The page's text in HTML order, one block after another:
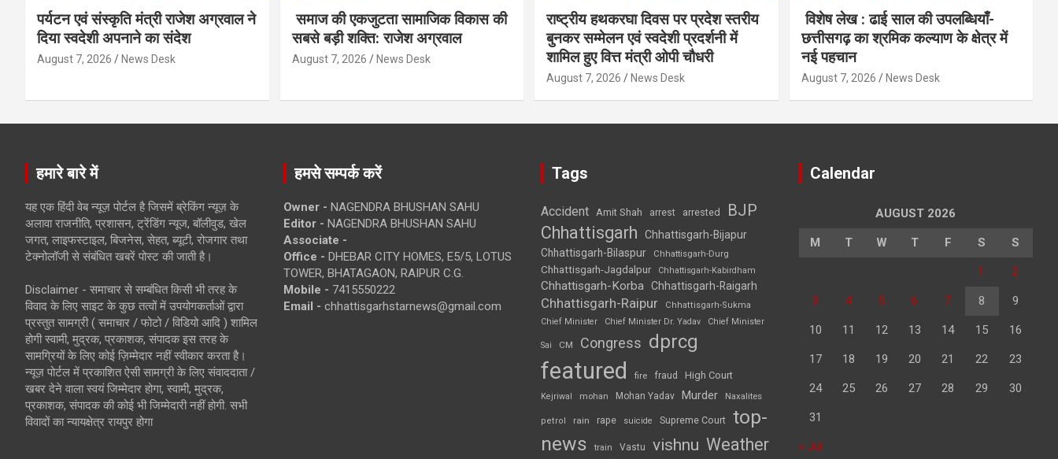
पर्यटन एवं संस्कृति मंत्री राजेश अग्रवाल ने
दिया स्वदेशी अपनाने का संदेश
August 7, 2026 News Desk
समाज की एकजुटता सामाजिक विकास की
सबसे बड़ी शक्ति: राजेश अग्रवाल
August 7, 2026 News Desk
राष्ट्रीय हथकरघा दिवस पर प्रदेश स्तरीय
बुनकर सम्मेलन एवं स्वदेशी प्रदर्शनी में
शामिल हुए वित्त मंत्री ओपी चौधरी
August 7, 2026 News Desk
विशेष लेख : ढाई साल की उपलब्धियाँ-
छत्तीसगढ़ का श्रमिक कल्याण के क्षेत्र में
नई पहचान
August 7, 2026 News Desk
हमारे बारे में
यह एक हिंदी वेब न्यूज़ पोर्टल है जिसमें ब्रेकिंग न्यूज़ के
अलावा राजनीति, प्रशासन, ट्रेंडिंग न्यूज, बॉलीवुड, खेल
जगत, लाइफस्टाइल, बिजनेस, सेहत, ब्यूटी, रोजगार तथा
टेक्नोलॉजी से संबंधित खबरें पोस्ट की जाती है।
Disclaimer - समाचार से सम्बंधित किसी भी तरह के
विवाद के लिए साइट के कुछ तत्वों में उपयोगकर्ताओं द्वारा
प्रस्तुत सामग्री ( समाचार / फोटो / विडियो आदि ) शामिल
होगी स्वामी, मुद्रक, प्रकाशक, संपादक इस तरह के
सामग्रियों के लिए कोई ज़िम्मेदार नहीं स्वीकार करता है।
न्यूज़ पोर्टल में प्रकाशित ऐसी सामग्री के लिए संवाददाता /
खबर देने वाला स्वयं जिम्मेदार होगा, स्वामी, मुद्रक,
प्रकाशक, संपादक की कोई भी जिम्मेदारी नहीं होगी. सभी
विवादों का न्यायक्षेत्र रायपुर होगा
हमसे सम्पर्क करें
Owner - NAGENDRA BHUSHAN SAHU
Editor - NAGENDRA BHUSHAN SAHU
Associate -
Office - DHEBAR CITY HOMES, E5/5, LOTUS
TOWER, BHATAGAON, RAIPUR C.G.
Mobile - 7415550222
Email - chhattisgarhstarnews@gmail.com
Tags
Accident Amit Shah arrest arrested BJP
Chhattisgarh
Chhattisgarh-Bijapur
Chhattisgarh-Bilaspur
Chhattisgarh-Durg
Chhattisgarh-Jagdalpur Chhattisgarh-Kabirdham
Chhattisgarh-Korba Chhattisgarh-Raigarh
Chhattisgarh-Raipur
Chhattisgarh-Sukma
Chief Minister
Chief Minister Dr. Yadav Chief Minister
Sai CM Congress dprcg
featured fire fraud High Court
Kejriwal mohan Mohan Yadav Murder Naxalites
petrol rain rape suicide Supreme Court top-
news
train Vastu vishnu Weather
Calendar
AUGUST 2026
M T W T F S S
1 2
3 4 5 6 7 8 9
10 11 12 13 14 15 16
17 18 19 20 21 22 23
24 25 26 27 28 29 30
31
« Jul